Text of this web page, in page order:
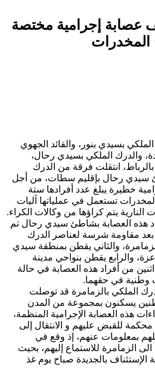
عصابة إجرامية مختصة
المخدرات
بسيدي بنور، والقائد الجهوي
والدرك الملكي بسيدي رحال،
بالرباط، انتقلت فرقة من الدرك
سيدي رحال بإقليم سطات، من أجل
خطيرة يبلغ عدد أفرادها ستة
تستعمل في عملياتها آليات
النارية يتم كراؤها من وكالات الكراء.
هذه العصابة بشاطئ سيدي رحال تم
بعد مقاومة شرسة لعناصر الدرك
والثاني يقطن بمنطقة سيدي
والرابع يقطن بنواحي مدينة
اثنين من أفراد هذه العصابة في حالة
وطنية في حقهما.
الملكي بالزمامرة قد توصلت
مواطنين يسكنون بمجموعة من المدن
هذه العصابة الإجرامية المنظمة،
للقبض عليهم و الانتقال إلى
بمعلومات عنهم، إذ وقع في
الزمامرة للاستماع إليهم، بحيث
بالجديدة صباح يوم غذ